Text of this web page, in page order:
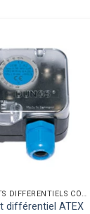
PRESSOSTATS DIFFÉRENTIELS CÔTÉ AIR
différentiel ATEX